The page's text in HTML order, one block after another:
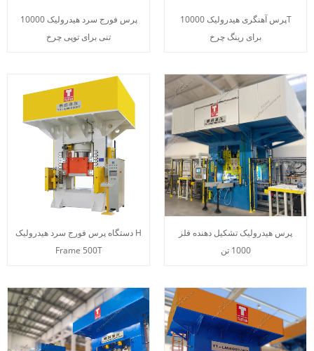
پرس فورج سرد هیدرولیک 10000
تنی برای توپی چرخ
پرس آهنگری هیدرولیک 10000T
برای رینگ چرخ
دستگاه پرس فورج سرد هیدرولیک H
Frame 500T
پرس هیدرولیک تشکیل دهنده فلز
1000 تن